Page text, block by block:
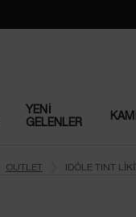
YENI
GELENLER
OUTLET IDÔLE TINT